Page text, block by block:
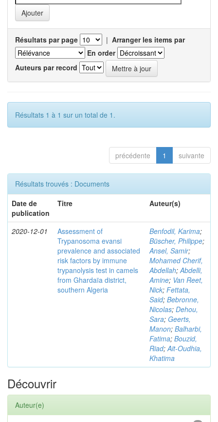
Résultats par page | Arranger les items par
En order
Auteurs par record
Résultats 1 à 1 sur un total de 1.
précédente 1 suivante
Résultats trouvés : Documents
Date de
publication
Titre Auteur(s)
2020-12-01
Assessment of
Trypanosoma evansi
prevalence and associated
risk factors by immune
trypanolysis test in camels
from Ghardaïa district,
southern Algeria
Benfodil, Karima;
Büscher, Philippe;
Ansel, Samir;
Mohamed Cherif,
Abdellah;Abdelli,
Amine; Van Reet,
Nick; Fettata,
Said; Bebronne,
Nicolas; Dehou,
Sara; Geerts,
Manon; Balharbi,
Fatima; Bouzid,
Riad;Ait-Oudhia,
Khatima
Découvrir
Auteur(e)